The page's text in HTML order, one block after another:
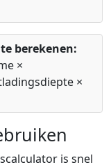
berekenen:
×
×
is snel